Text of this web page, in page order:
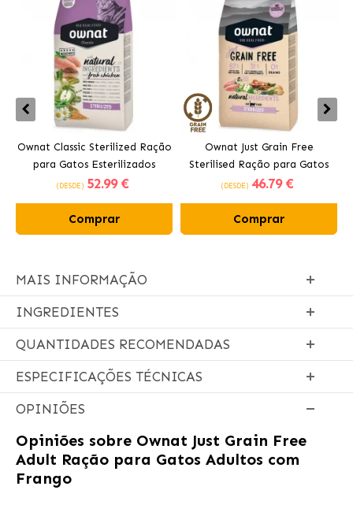
Ownat Classic Sterilized Ração
para Gatos Esterilizados
(DESDE) 52.99 €
Comprar
Ownat Just Grain Free
Sterilised Ração para Gatos
Esterilizados
(DESDE) 46.79 €
Comprar
MAIS INFORMAÇÃO
INGREDIENTES
QUANTIDADES RECOMENDADAS
ESPECIFICAÇÕES TÉCNICAS
OPINIÕES
Opiniões sobre Ownat Just Grain Free
Adult Ração para Gatos Adultos com
Frango